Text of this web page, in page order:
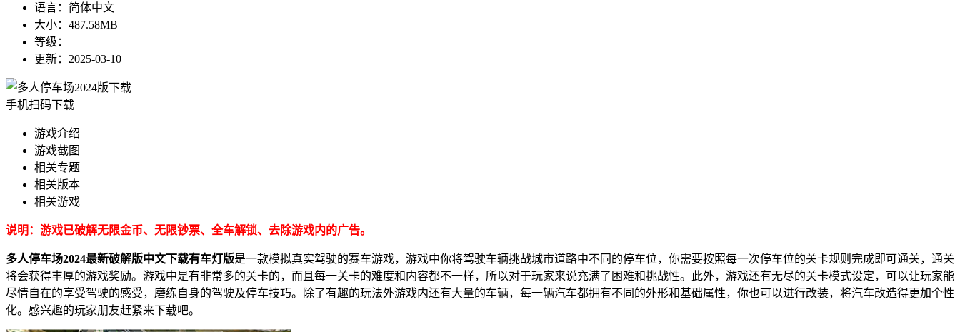
语言： 简体中文
大小： 487.58MB
等级：
更新： 2025-03-10
手机扫码下载
游戏介绍
游戏截图
相关专题
相关版本
相关游戏
说明：游戏已破解无限金币、无限钞票、全车解锁、去除游戏内的广告。
多人停车场2024最新破解版中文下载有车灯版是一款模拟真实驾驶的赛车游戏，游戏中你将驾驶车辆挑战城市道路中不同的停车位，你需要按照每一次停车位的关卡规则完成即可通关，通关
将会获得丰厚的游戏奖励。游戏中是有非常多的关卡的，而且每一关卡的难度和内容都不一样，所以对于玩家来说充满了困难和挑战性。此外，游戏还有无尽的关卡模式设定，可以让玩家能
尽情自在的享受驾驶的感受，磨练自身的驾驶及停车技巧。除了有趣的玩法外游戏内还有大量的车辆，每一辆汽车都拥有不同的外形和基础属性，你也可以进行改装，将汽车改造得更加个性
化。感兴趣的玩家朋友赶紧来下载吧。